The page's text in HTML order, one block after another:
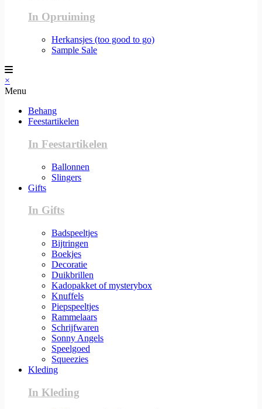
In Opruiming
Herkansjes (too good to go)
Sample Sale
×
Menu
Behang
Feestartikelen
In Feestartikelen
Ballonnen
Slingers
Gifts
In Gifts
Badspeeltjes
Bijtringen
Boekjes
Decoratie
Duikbrillen
Kadopakket of mysterybox
Knuffels
Piepspeeltjes
Rammelaars
Schrijfwaren
Sonny Angels
Speelgoed
Squeezies
Kleding
In Kleding